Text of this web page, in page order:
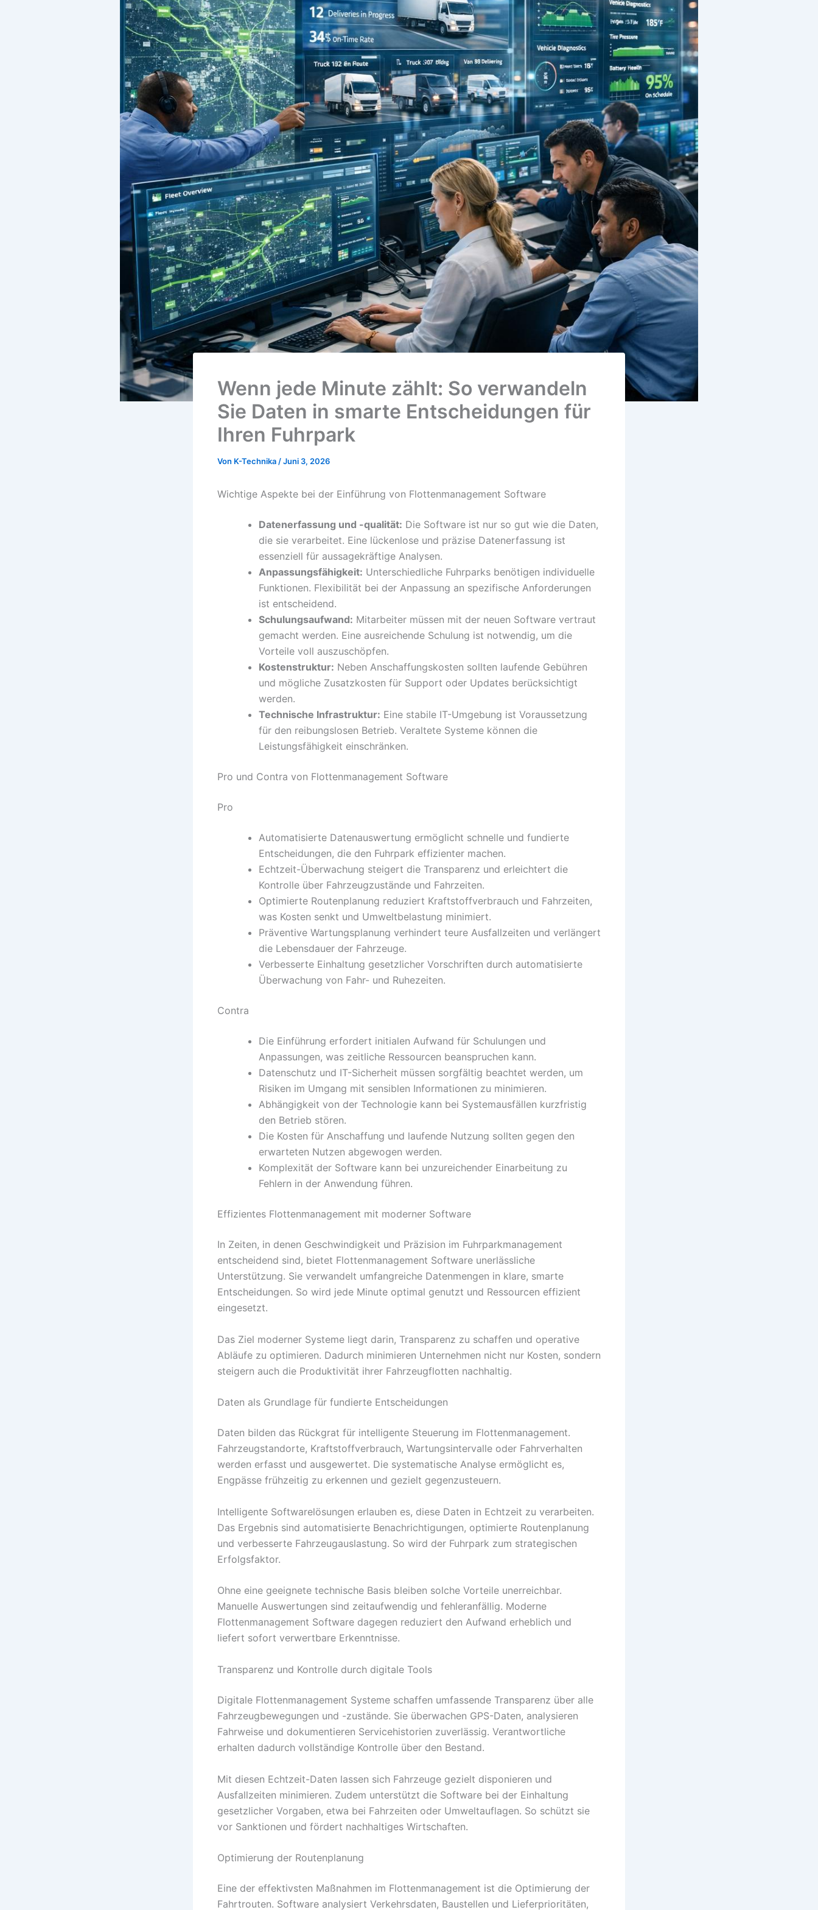
Wenn jede Minute zählt: So verwandeln
Sie Daten in smarte Entscheidungen für
Ihren Fuhrpark
Von K-Technika /Juni 3, 2026
Wichtige Aspekte bei der Einführung von Flottenmanagement Software
Datenerfassung und -qualität: Die Software ist nur so gut wie die Daten,
die sie verarbeitet. Eine lückenlose und präzise Datenerfassung ist
essenziell für aussagekräftige Analysen.
Anpassungsfähigkeit: Unterschiedliche Fuhrparks benötigen individuelle
Funktionen. Flexibilität bei der Anpassung an spezifische Anforderungen
ist entscheidend.
Schulungsaufwand: Mitarbeiter müssen mit der neuen Software vertraut
gemacht werden. Eine ausreichende Schulung ist notwendig, um die
Vorteile voll auszuschöpfen.
Kostenstruktur: Neben Anschaffungskosten sollten laufende Gebühren
und mögliche Zusatzkosten für Support oder Updates berücksichtigt
werden.
Technische Infrastruktur: Eine stabile IT-Umgebung ist Voraussetzung
für den reibungslosen Betrieb. Veraltete Systeme können die
Leistungsfähigkeit einschränken.
Pro und Contra von Flottenmanagement Software
Pro
Automatisierte Datenauswertung ermöglicht schnelle und fundierte
Entscheidungen, die den Fuhrpark effizienter machen.
Echtzeit-Überwachung steigert die Transparenz und erleichtert die
Kontrolle über Fahrzeugzustände und Fahrzeiten.
Optimierte Routenplanung reduziert Kraftstoffverbrauch und Fahrzeiten,
was Kosten senkt und Umweltbelastung minimiert.
Präventive Wartungsplanung verhindert teure Ausfallzeiten und verlängert
die Lebensdauer der Fahrzeuge.
Verbesserte Einhaltung gesetzlicher Vorschriften durch automatisierte
Überwachung von Fahr- und Ruhezeiten.
Contra
Die Einführung erfordert initialen Aufwand für Schulungen und
Anpassungen, was zeitliche Ressourcen beanspruchen kann.
Datenschutz und IT-Sicherheit müssen sorgfältig beachtet werden, um
Risiken im Umgang mit sensiblen Informationen zu minimieren.
Abhängigkeit von der Technologie kann bei Systemausfällen kurzfristig
den Betrieb stören.
Die Kosten für Anschaffung und laufende Nutzung sollten gegen den
erwarteten Nutzen abgewogen werden.
Komplexität der Software kann bei unzureichender Einarbeitung zu
Fehlern in der Anwendung führen.
Effizientes Flottenmanagement mit moderner Software
In Zeiten, in denen Geschwindigkeit und Präzision im Fuhrparkmanagement
entscheidend sind, bietet Flottenmanagement Software unerlässliche
Unterstützung. Sie verwandelt umfangreiche Datenmengen in klare, smarte
Entscheidungen. So wird jede Minute optimal genutzt und Ressourcen effizient
eingesetzt.
Das Ziel moderner Systeme liegt darin, Transparenz zu schaffen und operative
Abläufe zu optimieren. Dadurch minimieren Unternehmen nicht nur Kosten, sondern
steigern auch die Produktivität ihrer Fahrzeugflotten nachhaltig.
Daten als Grundlage für fundierte Entscheidungen
Daten bilden das Rückgrat für intelligente Steuerung im Flottenmanagement.
Fahrzeugstandorte, Kraftstoffverbrauch, Wartungsintervalle oder Fahrverhalten
werden erfasst und ausgewertet. Die systematische Analyse ermöglicht es,
Engpässe frühzeitig zu erkennen und gezielt gegenzusteuern.
Intelligente Softwarelösungen erlauben es, diese Daten in Echtzeit zu verarbeiten.
Das Ergebnis sind automatisierte Benachrichtigungen, optimierte Routenplanung
und verbesserte Fahrzeugauslastung. So wird der Fuhrpark zum strategischen
Erfolgsfaktor.
Ohne eine geeignete technische Basis bleiben solche Vorteile unerreichbar.
Manuelle Auswertungen sind zeitaufwendig und fehleranfällig. Moderne
Flottenmanagement Software dagegen reduziert den Aufwand erheblich und
liefert sofort verwertbare Erkenntnisse.
Transparenz und Kontrolle durch digitale Tools
Digitale Flottenmanagement Systeme schaffen umfassende Transparenz über alle
Fahrzeugbewegungen und -zustände. Sie überwachen GPS-Daten, analysieren
Fahrweise und dokumentieren Servicehistorien zuverlässig. Verantwortliche
erhalten dadurch vollständige Kontrolle über den Bestand.
Mit diesen Echtzeit-Daten lassen sich Fahrzeuge gezielt disponieren und
Ausfallzeiten minimieren. Zudem unterstützt die Software bei der Einhaltung
gesetzlicher Vorgaben, etwa bei Fahrzeiten oder Umweltauflagen. So schützt sie
vor Sanktionen und fördert nachhaltiges Wirtschaften.
Optimierung der Routenplanung
Eine der effektivsten Maßnahmen im Flottenmanagement ist die Optimierung der
Fahrtrouten. Software analysiert Verkehrsdaten, Baustellen und Lieferprioritäten,